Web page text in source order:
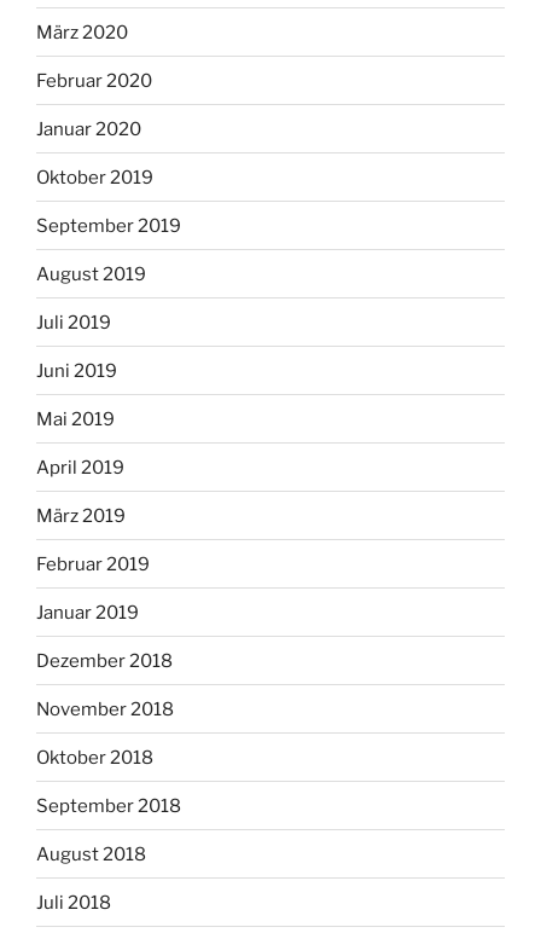
März 2020
Februar 2020
Januar 2020
Oktober 2019
September 2019
August 2019
Juli 2019
Juni 2019
Mai 2019
April 2019
März 2019
Februar 2019
Januar 2019
Dezember 2018
November 2018
Oktober 2018
September 2018
August 2018
Juli 2018